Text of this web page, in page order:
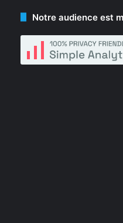
Notre audience est